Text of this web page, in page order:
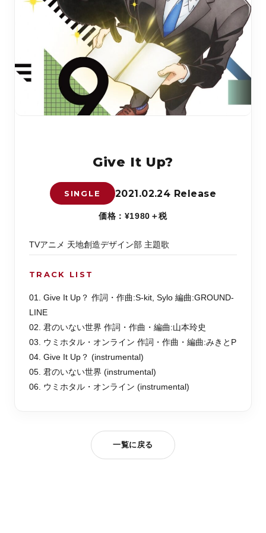
Give It Up?
SINGLE 2021.02.24 Release
価格：¥1980＋税
TVアニメ 天地創造デザイン部 主題歌
TRACK LIST
01. Give It Up？ 作詞・作曲:S-kit, Sylo 編曲:GROUND-
LINE
02. 君のいない世界 作詞・作曲・編曲:山本玲史
03. ウミホタル・オンライン 作詞・作曲・編曲:みきとP
04. Give It Up？ (instrumental)
05. 君のいない世界 (instrumental)
06. ウミホタル・オンライン (instrumental)
一覧に戻る